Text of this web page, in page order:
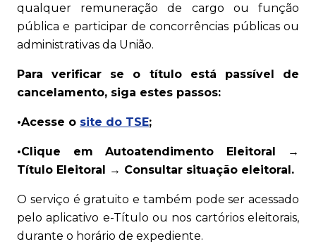
qualquer remuneração de cargo ou função
pública e participar de concorrências públicas ou
administrativas da União.
Para verificar se o título está passível de
cancelamento, siga estes passos:
•Acesse o site do TSE;
•Clique em Autoatendimento Eleitoral →
Título Eleitoral → Consultar situação eleitoral.
O serviço é gratuito e também pode ser acessado
pelo aplicativo e-Título ou nos cartórios eleitorais,
durante o horário de expediente.